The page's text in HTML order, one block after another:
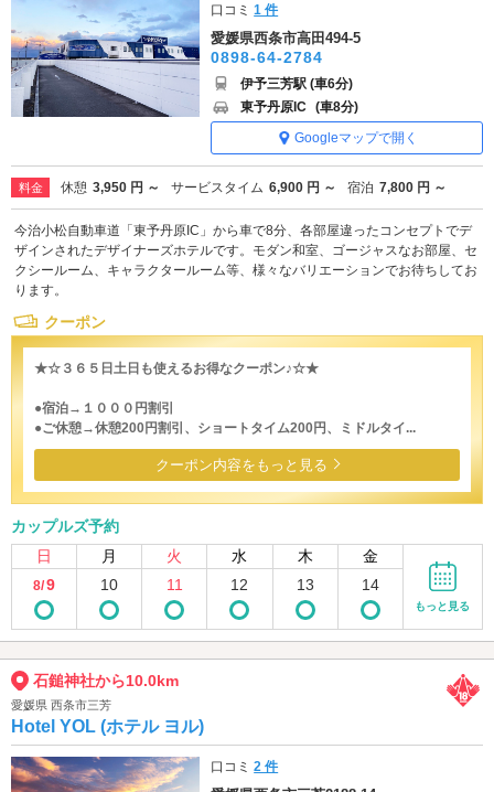
口コミ1 件
愛媛県西条市高田494-5
0898-64-2784
伊予三芳駅 (車6分)
東予丹原IC (車8分)
Googleマップで開く
料金 休憩 3,950 円 ～ サービスタイム 6,900 円 ～ 宿泊 7,800 円 ～
今治小松自動車道「東予丹原IC」から車で8分、各部屋違ったコンセプトでデ
ザインされたデザイナーズホテルです。モダン和室、ゴージャスなお部屋、セ
クシールーム、キャラクタールーム等、様々なバリエーションでお待ちしてお
ります。
クーポン
★☆３６５日土日も使えるお得なクーポン♪☆★
●宿泊→１０００円割引
●ご休憩→休憩200円割引、ショートタイム200円、ミドルタイ...
クーポン内容をもっと見る
カップルズ予約
日
月 火 水 木 金
8/9 10 11 12 13 14
もっと見る
石鎚神社から10.0km
愛媛県 西条市三芳
Hotel YOL (ホテル ヨル)
口コミ2 件